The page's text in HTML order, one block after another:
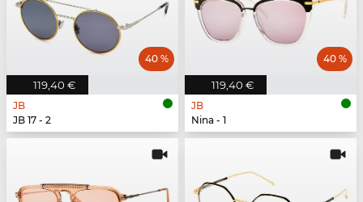
119,40 €
40 %
JB
JB 17 - 2
119,40 €
40 %
JB
Nina - 1